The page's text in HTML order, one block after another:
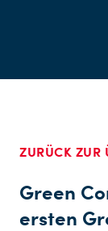
ZURÜCK ZUR
Green
ersten